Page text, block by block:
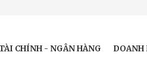
CHÍNH - NGÂN HÀNG DOANH